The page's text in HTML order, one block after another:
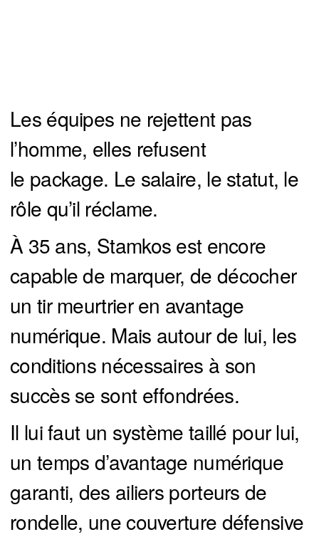
Les équipes ne rejettent pas
l’homme, elles refusent
le package. Le salaire, le statut, le
rôle qu’il réclame.
À 35 ans, Stamkos est encore
capable de marquer, de décocher
un tir meurtrier en avantage
numérique. Mais autour de lui, les
conditions nécessaires à son
succès se sont effondrées.
Il lui faut un système taillé pour lui,
un temps d’avantage numérique
garanti, des ailiers porteurs de
rondelle, une couverture défensive